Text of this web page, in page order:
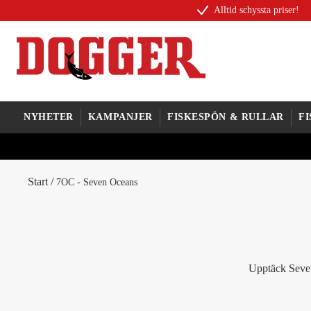
Alltid schyssta priser!
NYHETER KAMPANJER FISKESPÖN & RULLAR
Start / 7OC - Seven Oceans
Upptäck